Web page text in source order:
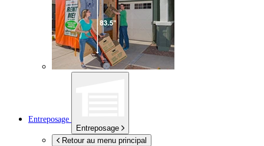
Entreposage
Entreposage
Retour au menu principal